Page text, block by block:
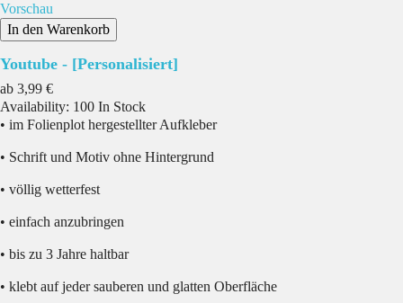
Vorschau
In den Warenkorb
Youtube - [Personalisiert]
ab Preis
3,99 €
Availability: 100 In Stock
• im Folienplot hergestellter Aufkleber
• Schrift und Motiv ohne Hintergrund
• völlig wetterfest
• einfach anzubringen
• bis zu 3 Jahre haltbar
• klebt auf jeder sauberen und glatten Oberfläche